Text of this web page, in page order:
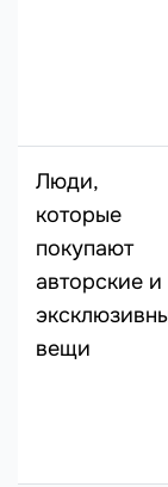
Люди,
которые
покупают
авторские и
вещи